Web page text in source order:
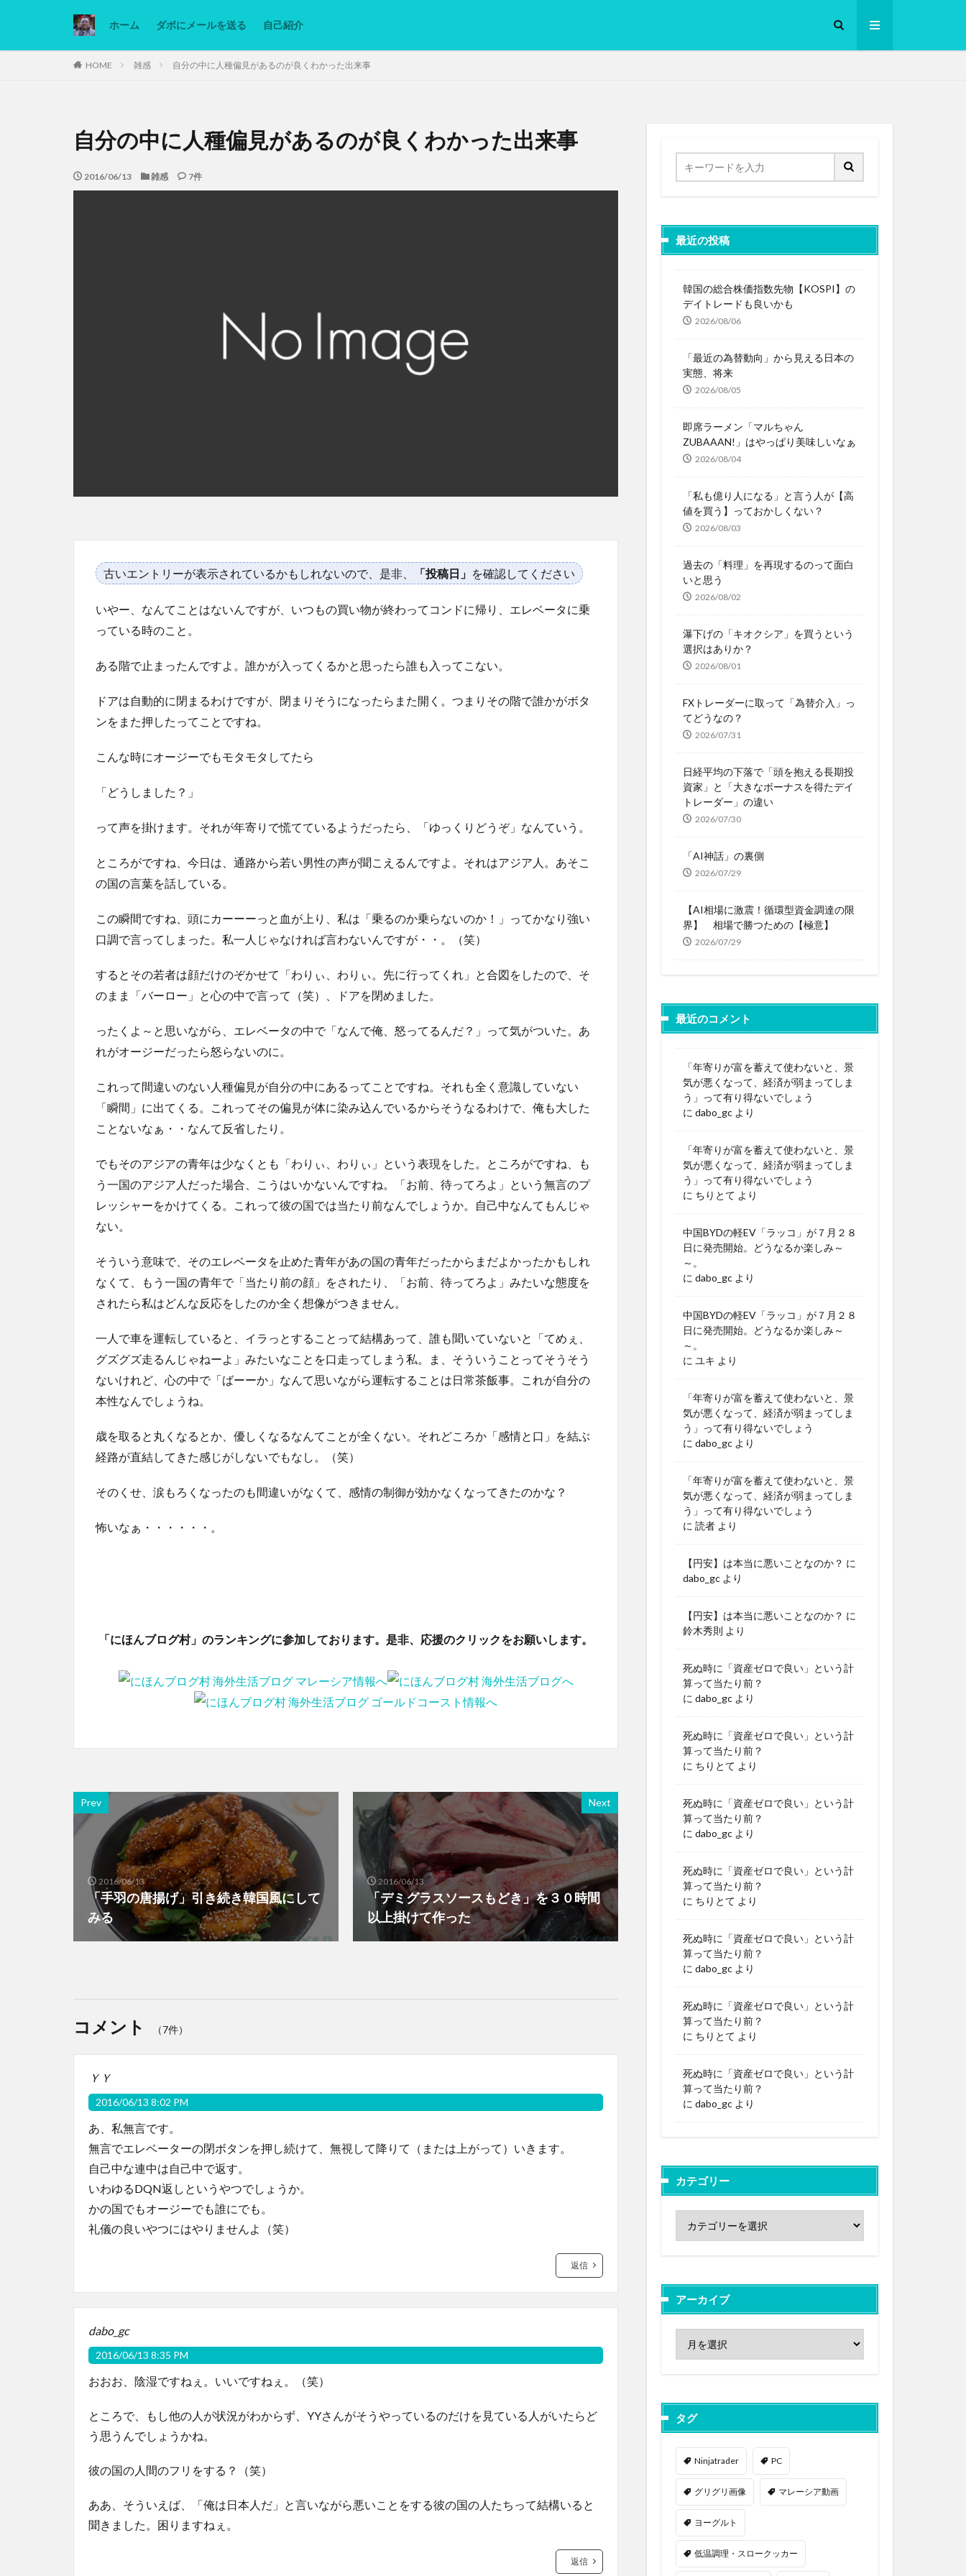
ホーム ダボにメールを送る 自己紹介
HOME 雑感 自分の中に人種偏見があるのが良くわかった出来事
自分の中に人種偏見があるのが良くわかった出来事
2016/06/13 雑感 7件
古いエントリーが表示されているかもしれないので、是非、 「投稿日」 を確認してください
いやー、なんてことはないんですが、いつもの買い物が終わってコンドに帰り、エレベータに乗
っている時のこと。
ある階で止まったんですよ。誰かが入ってくるかと思ったら誰も入ってこない。
ドアは自動的に閉まるわけですが、閉まりそうになったらまた開く。つまりその階で誰かがボタ
ンをまた押したってことですね。
こんな時にオージーでもモタモタしてたら
「どうしました？」
って声を掛けます。それが年寄りで慌てているようだったら、「ゆっくりどうぞ」なんていう。
ところがですね、今日は、通路から若い男性の声が聞こえるんですよ。それはアジア人。あそこ
の国の言葉を話している。
この瞬間ですね、頭にカーーーっと血が上り、私は「乗るのか乗らないのか！」ってかなり強い
口調で言ってしまった。私一人じゃなければ言わないんですが・・。（笑）
するとその若者は顔だけのぞかせて「わりぃ、わりぃ。先に行ってくれ」と合図をしたので、そ
のまま「バーロー」と心の中で言って（笑）、ドアを閉めました。
ったくよ～と思いながら、エレベータの中で「なんで俺、怒ってるんだ？」って気がついた。あ
れがオージーだったら怒らないのに。
これって間違いのない人種偏見が自分の中にあるってことですね。それも全く意識していない
「瞬間」に出てくる。これってその偏見が体に染み込んでいるからそうなるわけで、俺も大した
ことないなぁ・・なんて反省したり。
でもそのアジアの青年は少なくとも「わりぃ、わりぃ」という表現をした。ところがですね、も
う一国のアジア人だった場合、こうはいかないんですね。「お前、待ってろよ」という無言のプ
レッシャーをかけてくる。これって彼の国では当たり前なんでしょうか。自己中なんてもんじゃ
ない。
そういう意味で、そのエレベータを止めた青年があの国の青年だったからまだよかったかもしれ
なくて、もう一国の青年で「当たり前の顔」をされたり、「お前、待ってろよ」みたいな態度を
されたら私はどんな反応をしたのか全く想像がつきません。
一人で車を運転していると、イラっとすることって結構あって、誰も聞いていないと「てめぇ、
グズグズ走るんじゃねーよ」みたいなことを口走ってしまう私。ま、そういうことってそうそう
ないけれど、心の中で「ばーーか」なんて思いながら運転することは日常茶飯事。これが自分の
本性なんでしょうね。
歳を取ると丸くなるとか、優しくなるなんてことが全くない。それどころか「感情と口」を結ぶ
経路が直結してきた感じがしないでもなし。（笑）
そのくせ、涙もろくなったのも間違いがなくて、感情の制御が効かなくなってきたのかな？
怖いなぁ・・・・・・。
「にほんブログ村」のランキングに参加しております。是非、応援のクリックをお願いします。
Prev
2016/06/13
「手羽の唐揚げ」引き続き韓国風にして
みる
Next
2016/06/13
「デミグラスソースもどき」を３０時間
以上掛けて作った
コメント （7件）
ＹＹ
2016/06/13 8:02 PM
あ、私無言です。
無言でエレベーターの閉ボタンを押し続けて、無視して降りて（または上がって）いきます。
自己中な連中は自己中で返す。
いわゆるDQN返しというやつでしょうか。
かの国でもオージーでも誰にでも。
礼儀の良いやつにはやりませんよ（笑）
返信
dabo_gc
2016/06/13 8:35 PM
おおお、陰湿ですねぇ。いいですねぇ。（笑）
ところで、もし他の人が状況がわからず、YYさんがそうやっているのだけを見ている人がいたらど
う思うんでしょうかね。
彼の国の人間のフリをする？（笑）
ああ、そういえば、「俺は日本人だ」と言いながら悪いことをする彼の国の人たちって結構いると
聞きました。困りますねぇ。
返信
最近の投稿
韓国の総合株価指数先物【KOSPI】の
デイトレードも良いかも
2026/08/06
「最近の為替動向」から見える日本の
実態、将来
2026/08/05
即席ラーメン「マルちゃん
ZUBAAAN!」はやっぱり美味しいなぁ
2026/08/04
「私も億り人になる」と言う人が【高
値を買う】っておかしくない？
2026/08/03
過去の「料理」を再現するのって面白
いと思う
2026/08/02
瀑下げの「キオクシア」を買うという
選択はありか？
2026/08/01
FXトレーダーに取って「為替介入」っ
てどうなの？
2026/07/31
日経平均の下落で「頭を抱える長期投
資家」と「大きなボーナスを得たデイ
トレーダー」の違い
2026/07/30
「AI神話」の裏側
2026/07/29
【AI相場に激震！循環型資金調達の限
界】 相場で勝つための【極意】
2026/07/29
最近のコメント
「年寄りが富を蓄えて使わないと、景
気が悪くなって、経済が弱まってしま
う」って有り得ないでしょう
に dabo_gc より
「年寄りが富を蓄えて使わないと、景
気が悪くなって、経済が弱まってしま
う」って有り得ないでしょう
に ちりとて より
中国BYDの軽EV「ラッコ」が７月２８
日に発売開始。どうなるか楽しみ～
～。
に dabo_gc より
中国BYDの軽EV「ラッコ」が７月２８
日に発売開始。どうなるか楽しみ～
～。
に ユキ より
「年寄りが富を蓄えて使わないと、景
気が悪くなって、経済が弱まってしま
う」って有り得ないでしょう
に dabo_gc より
「年寄りが富を蓄えて使わないと、景
気が悪くなって、経済が弱まってしま
う」って有り得ないでしょう
に 読者 より
【円安】は本当に悪いことなのか？ に
dabo_gc より
【円安】は本当に悪いことなのか？ に
鈴木秀則 より
死ぬ時に「資産ゼロで良い」という計
算って当たり前？
に dabo_gc より
死ぬ時に「資産ゼロで良い」という計
算って当たり前？
に ちりとて より
死ぬ時に「資産ゼロで良い」という計
算って当たり前？
に dabo_gc より
死ぬ時に「資産ゼロで良い」という計
算って当たり前？
に ちりとて より
死ぬ時に「資産ゼロで良い」という計
算って当たり前？
に dabo_gc より
死ぬ時に「資産ゼロで良い」という計
算って当たり前？
に ちりとて より
死ぬ時に「資産ゼロで良い」という計
算って当たり前？
に dabo_gc より
カテゴリー
アーカイブ
タグ
Ninjatrader PC
グリグリ画像 マレーシア動画
ヨーグルト
低温調理・スロークッカー
カテゴリー
Ninjatrader PC グリグリ画像 マレーシア動画 ヨーグルト